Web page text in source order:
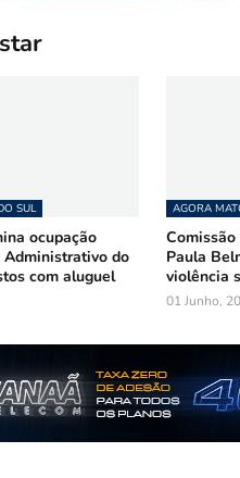
SUL
ocupação
do
com aluguel
AGORA
Paula
violência
01 Junho,